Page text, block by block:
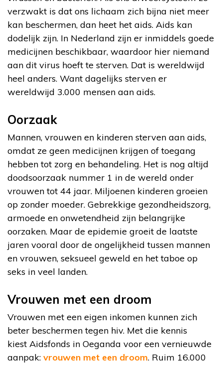
verzwakt is dat ons lichaam zich bijna niet meer
kan beschermen, dan heet het aids. Aids kan
dodelijk zijn. In Nederland zijn er inmiddels goede
medicijnen beschikbaar, waardoor hier niemand
aan dit virus hoeft te sterven. Dat is wereldwijd
heel anders. Want dagelijks sterven er
wereldwijd 3.000 mensen aan aids.
Oorzaak
Mannen, vrouwen en kinderen sterven aan aids,
omdat ze geen medicijnen krijgen of toegang
hebben tot zorg en behandeling. Het is nog altijd
doodsoorzaak nummer 1 in de wereld onder
vrouwen tot 44 jaar. Miljoenen kinderen groeien
op zonder moeder. Gebrekkige gezondheidszorg,
armoede en onwetendheid zijn belangrijke
oorzaken. Maar de epidemie groeit de laatste
jaren vooral door de ongelijkheid tussen mannen
en vrouwen, seksueel geweld en het taboe op
seks in veel landen.
Vrouwen met een droom
Vrouwen met een eigen inkomen kunnen zich
beter beschermen tegen hiv. Met die kennis
kiest Aidsfonds in Oeganda voor een vernieuwde
aanpak: vrouwen met een droom. Ruim 16.000